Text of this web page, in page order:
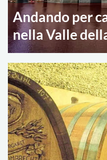
Andando per
nella Valle